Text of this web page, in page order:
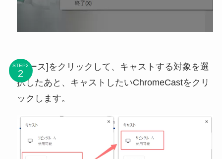
STEP2
[ソース]をクリックして、キャストする対象を選
択したあと、キャストしたいChromeCastをクリ
ックします。